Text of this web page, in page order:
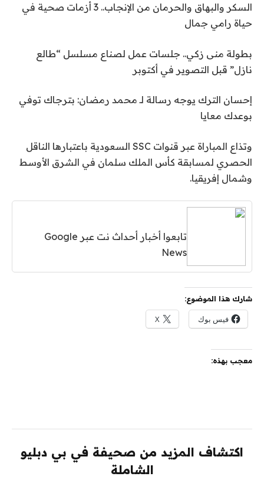
السكر والبهاق والحرمان من الإنجاب.. 3 أزمات صحية في
حياة رامي جمال
بطولة منى زكي.. جلسات عمل لصناع مسلسل “طالع
نازل” قبل التصوير في أكتوبر
إحسان الترك يوجه رسالة لـ محمد رمضان: بترجاك توفي
بوعدك معايا
وتذاع المباراة عبر قنوات SSC السعودية باعتبارها الناقل
الحصري لمسابقة كأس الملك سلمان في الشرق الأوسط
وشمال إفريقيا.
تابعوا أخبار أحداث نت عبر Google
News
شارك هذا الموضوع:
فيس بوك X
معجب بهذه:
اكتشاف المزيد من صحيفة في بي دبليو
الشاملة